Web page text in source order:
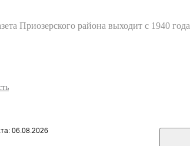
Приозерского района выходит с 1940 года
06.08.2026